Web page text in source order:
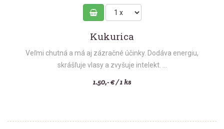
Kukurica
Veľmi chutná a má aj zázračné účinky. Dodáva energiu,
skrášľuje vlasy a zvyšuje intelekt. ...
1.50,- € / 1 ks